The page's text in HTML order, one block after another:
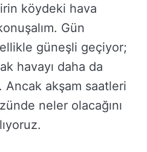
köydeki hava
Gün
güneşli geçiyor;
havayı daha da
Ancak akşam saatleri
neler olacağını